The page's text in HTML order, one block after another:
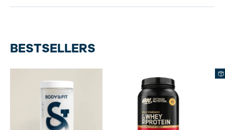
BESTSELLERS